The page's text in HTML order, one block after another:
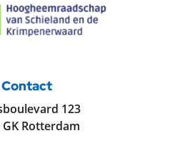
Contact
123
GK Rotterdam